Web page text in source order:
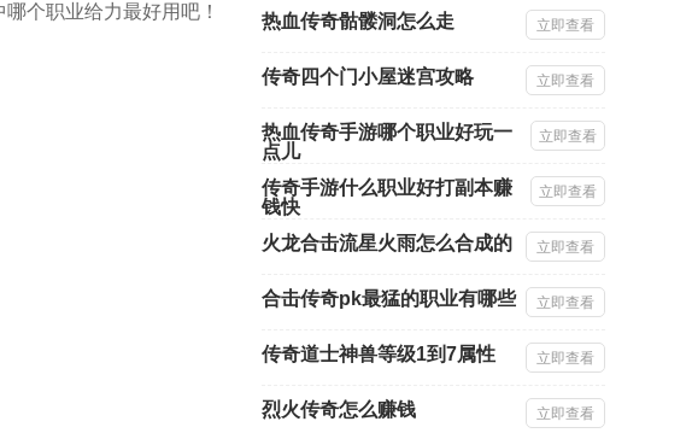
个职业给力最好用吧！
热血传奇骷髅洞怎么走 立即查看
传奇四个门小屋迷宫攻略 立即查看
热血传奇手游哪个职业好玩一
点儿
立即查看
传奇手游什么职业好打副本赚
钱快
立即查看
火龙合击流星火雨怎么合成的 立即查看
合击传奇pk最猛的职业有哪些 立即查看
传奇道士神兽等级1到7属性 立即查看
烈火传奇怎么赚钱 立即查看